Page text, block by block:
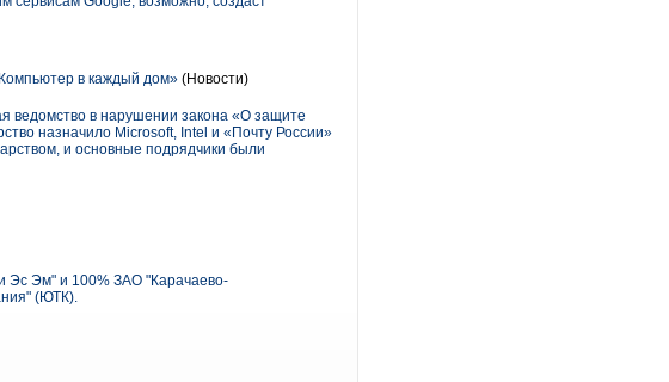
в каждый дом» (Новости)
ведомство в нарушении закона «О защите
назначило Microsoft, Intel и «Почту России»
и основные подрядчики были
Эс Эм" и 100% ЗАО "Карачаево-
(ЮТК).